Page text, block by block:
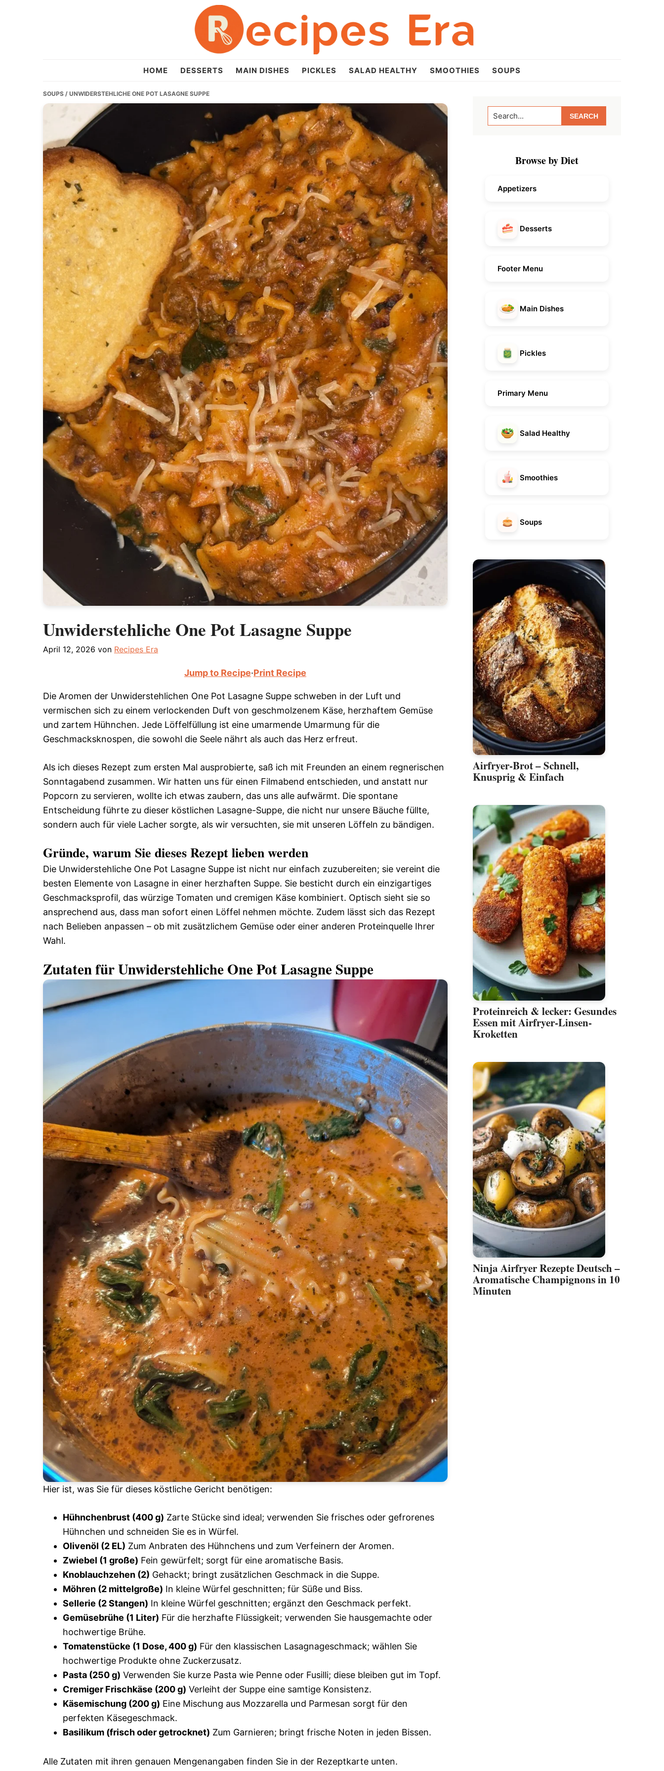
recipesera.com
HOME DESSERTS MAIN DISHES PICKLES SALAD HEALTHY SMOOTHIES SOUPS
SOUPS / UNWIDERSTEHLICHE ONE POT LASAGNE SUPPE
Unwiderstehliche One Pot Lasagne Suppe
April 12, 2026 von Recipes Era
Jump to Recipe·Print Recipe
Die Aromen der Unwiderstehlichen One Pot Lasagne Suppe schweben in der Luft und
vermischen sich zu einem verlockenden Duft von geschmolzenem Käse, herzhaftem Gemüse
und zartem Hühnchen. Jede Löffelfüllung ist eine umarmende Umarmung für die
Geschmacksknospen, die sowohl die Seele nährt als auch das Herz erfreut.
Als ich dieses Rezept zum ersten Mal ausprobierte, saß ich mit Freunden an einem regnerischen
Sonntagabend zusammen. Wir hatten uns für einen Filmabend entschieden, und anstatt nur
Popcorn zu servieren, wollte ich etwas zaubern, das uns alle aufwärmt. Die spontane
Entscheidung führte zu dieser köstlichen Lasagne-Suppe, die nicht nur unsere Bäuche füllte,
sondern auch für viele Lacher sorgte, als wir versuchten, sie mit unseren Löffeln zu bändigen.
Gründe, warum Sie dieses Rezept lieben werden
Die Unwiderstehliche One Pot Lasagne Suppe ist nicht nur einfach zuzubereiten; sie vereint die
besten Elemente von Lasagne in einer herzhaften Suppe. Sie besticht durch ein einzigartiges
Geschmacksprofil, das würzige Tomaten und cremigen Käse kombiniert. Optisch sieht sie so
ansprechend aus, dass man sofort einen Löffel nehmen möchte. Zudem lässt sich das Rezept
nach Belieben anpassen – ob mit zusätzlichem Gemüse oder einer anderen Proteinquelle Ihrer
Wahl.
Zutaten für Unwiderstehliche One Pot Lasagne Suppe
Hier ist, was Sie für dieses köstliche Gericht benötigen:
Hühnchenbrust (400 g) Zarte Stücke sind ideal; verwenden Sie frisches oder gefrorenes
Hühnchen und schneiden Sie es in Würfel.
Olivenöl (2 EL) Zum Anbraten des Hühnchens und zum Verfeinern der Aromen.
Zwiebel (1 große) Fein gewürfelt; sorgt für eine aromatische Basis.
Knoblauchzehen (2) Gehackt; bringt zusätzlichen Geschmack in die Suppe.
Möhren (2 mittelgroße) In kleine Würfel geschnitten; für Süße und Biss.
Sellerie (2 Stangen) In kleine Würfel geschnitten; ergänzt den Geschmack perfekt.
Gemüsebrühe (1 Liter) Für die herzhafte Flüssigkeit; verwenden Sie hausgemachte oder
hochwertige Brühe.
Tomatenstücke (1 Dose, 400 g) Für den klassischen Lasagnageschmack; wählen Sie
hochwertige Produkte ohne Zuckerzusatz.
Pasta (250 g) Verwenden Sie kurze Pasta wie Penne oder Fusilli; diese bleiben gut im Topf.
Cremiger Frischkäse (200 g) Verleiht der Suppe eine samtige Konsistenz.
Käsemischung (200 g) Eine Mischung aus Mozzarella und Parmesan sorgt für den
perfekten Käsegeschmack.
Basilikum (frisch oder getrocknet) Zum Garnieren; bringt frische Noten in jeden Bissen.
Alle Zutaten mit ihren genauen Mengenangaben finden Sie in der Rezeptkarte unten.
Primary
Sidebar
Search...
Browse by Diet
Appetizers
Desserts
Footer Menu
Main Dishes
Pickles
Primary Menu
Salad Healthy
Smoothies
Soups
Airfryer-Brot – Schnell,
Knusprig & Einfach
Proteinreich & lecker: Gesundes
Essen mit Airfryer-Linsen-
Kroketten
Ninja Airfryer Rezepte Deutsch –
Aromatische Champignons in 10
Minuten